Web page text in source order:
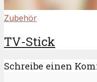
Zubehör
TV-Stick
Schreibe einen